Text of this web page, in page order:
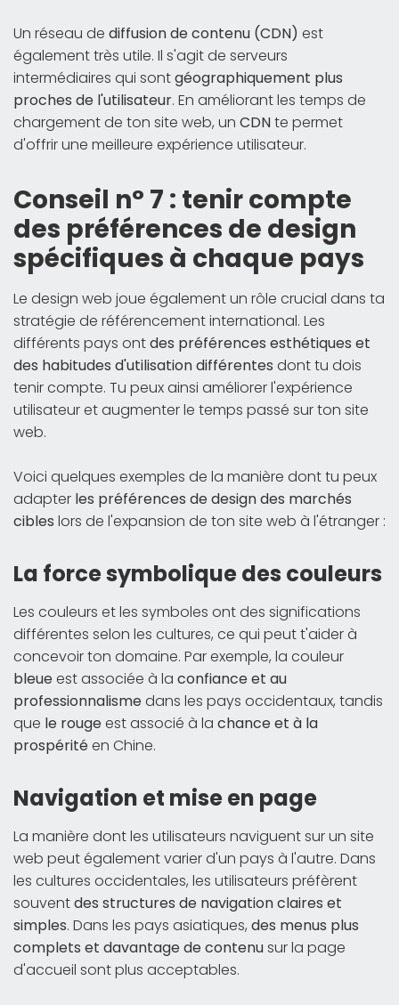
Un réseau de diffusion de contenu (CDN) est
également très utile. Il s'agit de serveurs
intermédiaires qui sontgéographiquement plus
proches de l'utilisateur. En améliorant les temps de
chargement de ton site web, un CDNte permet
d'offrir une meilleure expérience utilisateur.
Conseil n° 7 : tenir compte
des préférences de design
spécifiques à chaque pays
Le design web joue également un rôle crucial dans ta
stratégie de référencement international. Les
différents pays ontdes préférences esthétiques et
des habitudes d'utilisation différentes dont tu dois
tenir compte. Tu peux ainsi améliorer l'expérience
utilisateur et augmenter le temps passé sur ton site
web.
Voici quelques exemples de la manière dont tu peux
adapter les préférences de design des marchés
cibles lors de l'expansion de ton site web à l'étranger :
La force symbolique des couleurs
Les couleurs et les symboles ont des significations
différentes selon les cultures, ce qui peut t'aider à
concevoir ton domaine. Par exemple, la couleur
bleueest associée à la confiance et au
professionnalismedans les pays occidentaux, tandis
que le rougeest associé à la chance et à la
prospéritéen Chine.
Navigation et mise en page
La manière dont les utilisateurs naviguent sur un site
web peut également varier d'un pays à l'autre. Dans
les cultures occidentales, les utilisateurs préfèrent
souventdes structures de navigation claires et
simples. Dans les pays asiatiques, des menus plus
complets et davantage de contenusur la page
d'accueil sont plus acceptables.